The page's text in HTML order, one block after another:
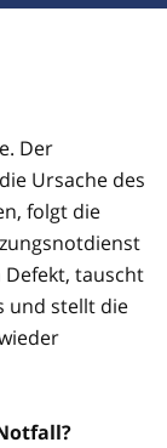
Der
Ursache des
folgt die
tauscht
und stellt die